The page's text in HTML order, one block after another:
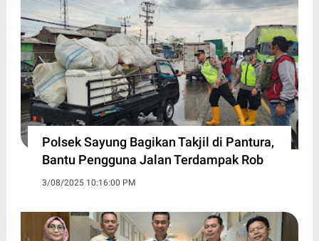
Polsek Sayung Bagikan Takjil di Pantura,
Bantu Pengguna Jalan Terdampak Rob
3/08/2025 10:16:00 PM